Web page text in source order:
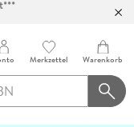
Merkzettel Warenkorb